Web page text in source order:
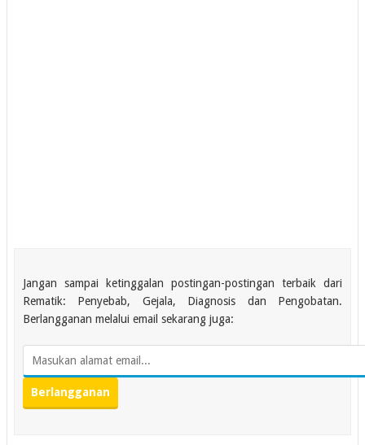
Jangan sampai ketinggalan postingan-postingan terbaik dari
Rematik: Penyebab, Gejala, Diagnosis dan Pengobatan.
Berlangganan melalui email sekarang juga: